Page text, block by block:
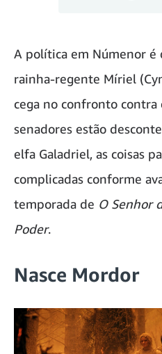
A política em Númenor é
rainha-regente Míriel
cega no confronto contra
senadores estão
elfa Galadriel, as coisas
complicadas conforme
temporada de O Senhor
Poder.
Nasce Mordor